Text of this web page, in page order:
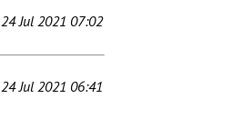
24 Jul 2021 07:02
24 Jul 2021 06:41